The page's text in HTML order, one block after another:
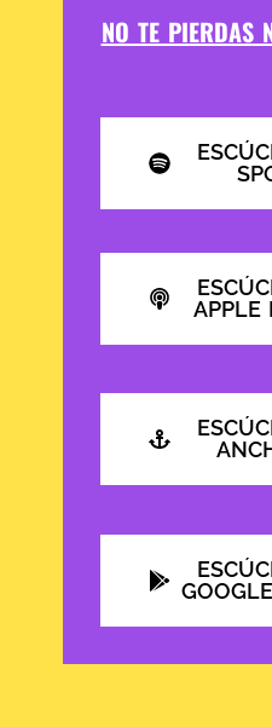
NO TE PIERDAS
APPLE